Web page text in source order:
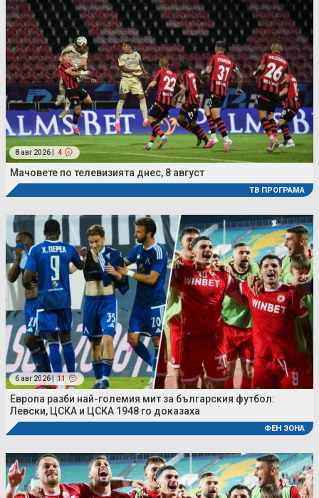
8 авг 2026 | 4
Мачовете по телевизията днес, 8 август
ТВ ПРОГРАМА
6 авг 2026 | 11
Европа разби най-големия мит за българския футбол:
Левски, ЦСКА и ЦСКА 1948 го доказаха
ФЕН ЗОНА